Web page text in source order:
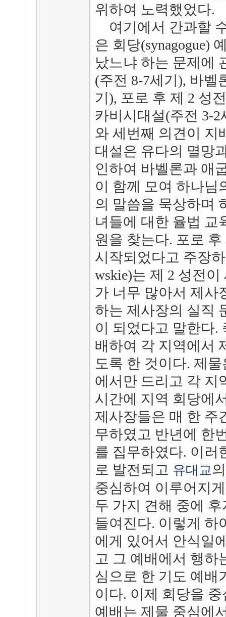
위하여 노력했었다.
여기에서 간과할
은 회당(synagogue)
났느냐 하는 문제에
(주전 8-7세기), 바벨
기), 포로 후 제 2 성
카비시대설(주전 3-
와 세번째 의견이 지
대설은 유다의 멸망
인하여 바벨론과 애
이 함께 모여 하나님
의 말씀을 묵상하며
녀들에 대한 율법 교
원을 찾는다. 포로
시작되었다고 주장
wskie)는 제 2 성전
가 너무 많아서 제사
하는 제사장의 실직
이 되었다고 말한다.
배하여 각 지역에서
도록 한 것이다. 제
에서만 드리고 각 지
시간에 지역 회당에
제사장들은 매 한 주
무하였고 반년에 한
를 집무하였다. 이러
로 발전되고 유대교
중심하여 이루어지
두 가지 견해 중에
들여진다. 이렇게 하
에게 있어서 안식일
고 그 예배에서 행하
심으로 한 기도 예배
이다. 이제 회당을
예배는 제물 중심에